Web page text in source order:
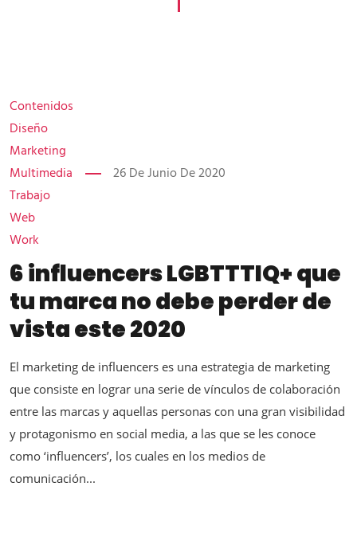
Contenidos
Diseño
Marketing
Multimedia
Trabajo
Web
Work
26 De Junio De 2020
6 influencers LGBTTTIQ+ que
tu marca no debe perder de
vista este 2020
El marketing de influencers es una estrategia de marketing
que consiste en lograr una serie de vínculos de colaboración
entre las marcas y aquellas personas con una gran visibilidad
y protagonismo en social media, a las que se les conoce
como ‘influencers’, los cuales en los medios de
comunicación...